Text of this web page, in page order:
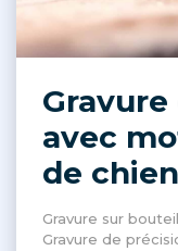
avec
de chien
Gravure sur
Gravure de